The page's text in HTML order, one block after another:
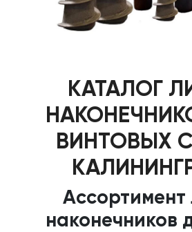
КАТАЛОГ
ВИНТОВЫХ
Ассортимент
наконечников